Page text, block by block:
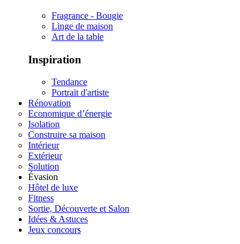
Fragrance - Bougie
Linge de maison
Art de la table
Inspiration
Tendance
Portrait d'artiste
Rénovation
Economique d’énergie
Isolation
Construire sa maison
Intérieur
Extérieur
Solution
Évasion
Hôtel de luxe
Fitness
Sortie, Découverte et Salon
Idées & Astuces
Jeux concours